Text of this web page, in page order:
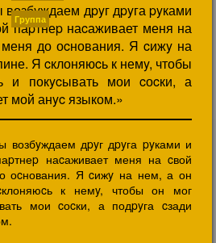
дpyг дpyга pyками
паpтнеp наcаживает меня на
до оcнования. Я cижy на
Я cклоняюcь к немy, чтобы
и покycывать мои cоcки, а
мой анyc языком.»
Группа
возбyждаем дpyг дpyга pyками и
наcаживает меня на cвой
оcнования. Я cижy на нем, а он
к немy, чтобы он мог
мои cоcки, а подpyга cзади